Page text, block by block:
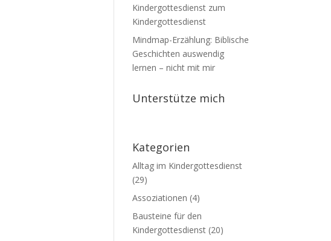
Kindergottesdienst zum
Kindergottesdienst
Mindmap-Erzählung: Biblische
Geschichten auswendig
lernen – nicht mit mir
Unterstütze mich
Kategorien
Alltag im Kindergottesdienst
(29)
Assoziationen (4)
Bausteine für den
Kindergottesdienst (20)